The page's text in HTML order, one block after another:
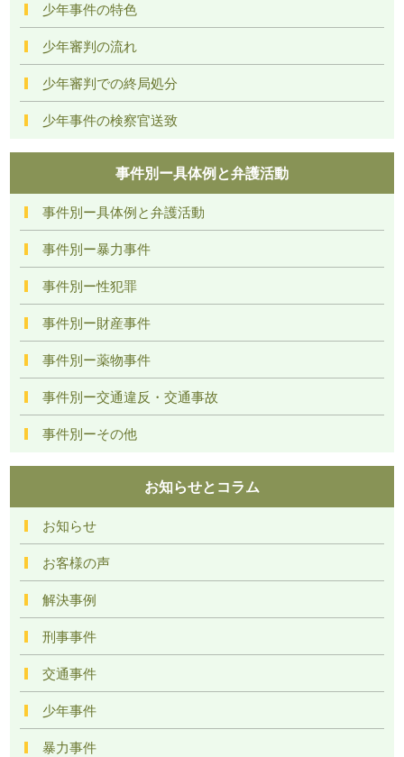
少年事件の特色
少年審判の流れ
少年審判での終局処分
少年事件の検察官送致
事件別ー具体例と弁護活動
事件別ー具体例と弁護活動
事件別ー暴力事件
事件別ー性犯罪
事件別ー財産事件
事件別ー薬物事件
事件別ー交通違反・交通事故
事件別ーその他
お知らせとコラム
お知らせ
お客様の声
解決事例
刑事事件
交通事件
少年事件
暴力事件